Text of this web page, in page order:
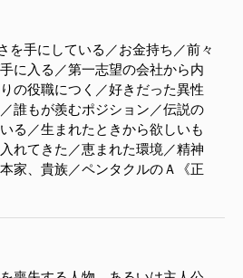
を手にしている／お金持ち／前々
に入る／第一志望の会社から内
の役職につく／好きだった異性
誰もが羨むポジション／伝説の
る／生まれたときから欲しいも
れてきた／恵まれた環境／精神
家、貴族／ペンタクルのＡ《正